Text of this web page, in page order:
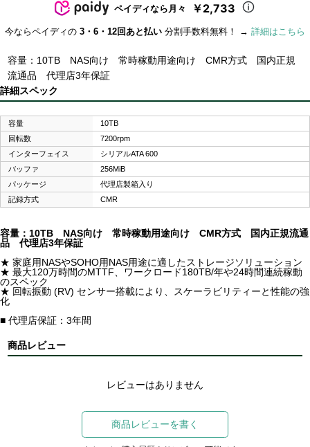
ペイディなら月々 ￥2,733
今ならペイディの 3・6・12回あと払い 分割手数料無料！ → 詳細はこちら
容量：10TB NAS向け 常時稼動用途向け CMR方式 国内正規
流通品 代理店3年保証
詳細スペック
容量
10TB
回転数
7200rpm
インターフェイス
シリアルATA 600
バッファ
256MiB
パッケージ
代理店製箱入り
記録方式
CMR
容量：10TB NAS向け 常時稼動用途向け CMR方式 国内正規流通
品 代理店3年保証
★ 家庭用NASやSOHO用NAS用途に適したストレージソリューション
★ 最大120万時間のMTTF、ワークロード180TB/年や24時間連続稼動
のスペック
★ 回転振動 (RV) センサー搭載により、スケーラビリティーと性能の強
化
■ 代理店保証：3年間
商品レビュー
レビューはありません
商品レビューを書く